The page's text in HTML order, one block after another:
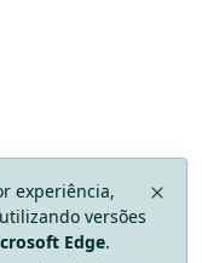
experiência,
versões
Edge.